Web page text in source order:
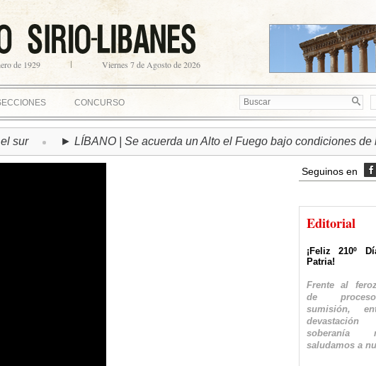
de 1929 Viernes 7 de Agosto de 2026
CONCURSO
► LÍBANO | Se acuerda un Alto el Fuego bajo condiciones de la
Seguinos en 
Editorial
¡Feliz 210º
Patria!
Frente al
de
sumisión,
soberanía
saludamos a